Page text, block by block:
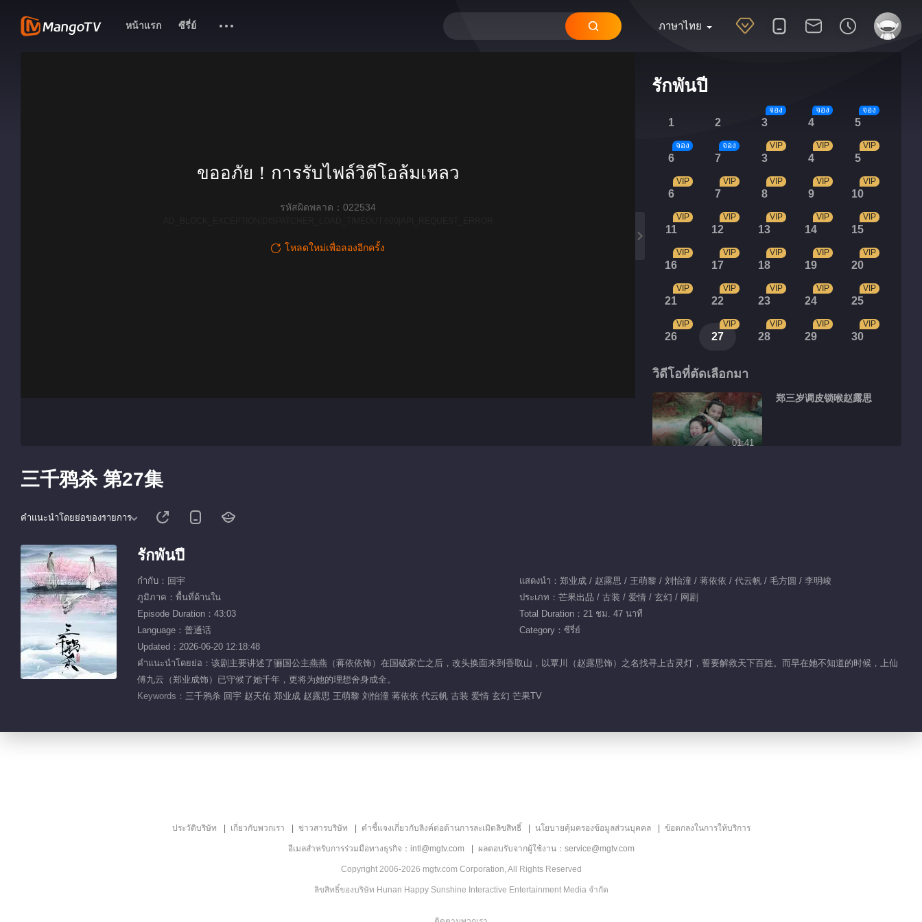
ภาษาไทย
หน้าแรก ซีรี่ย์
รักพันปี
1 2 3
จอง
4
จอง
5
จอง
6
จอง
7
จอง
3
VIP
4
VIP
5
VIP
6
VIP
7
VIP
8
VIP
9
VIP
10
VIP
11
VIP
12
VIP
13
VIP
14
VIP
15
VIP
16
VIP
17
VIP
18
VIP
19
VIP
20
VIP
21
VIP
22
VIP
23
VIP
24
VIP
25
VIP
26
VIP
27
VIP
28
VIP
29
VIP
30
VIP
วิดีโอที่ตัดเลือกมา
01:41
郑三岁调皮锁喉赵露思
00:55
01:55
02:41
ขออภัย！การรับไฟล์วิดีโอล้มเหลว
รหัสผิดพลาด：022534
โหลดใหม่เพื่อลองอีกครั้ง
三千鸦杀 第27集
คำแนะนำโดยย่อของรายการ
รักพันปี
กำกับ：回宇
แสดงนำ：郑业成 / 赵露思 / 王萌黎 / 刘怡潼 / 蒋依依 / 代云帆 / 毛方圆 / 李明峻
ภูมิภาค：พื้นที่ด้านใน
ประเภท：芒果出品 / 古装 / 爱情 / 玄幻 / 网剧
Episode Duration：43:03
Total Duration：21 ชม. 47 นาที
Language：普通话
Category：ซีรี่ย์
Updated：2026-06-20 12:18:48
คำแนะนำโดยย่อ：该剧主要讲述了骊国公主燕燕（蒋依依饰）在国破家亡之后，改头换面来到香取山，以覃川（赵露思饰）之名找寻上古灵灯，誓要解救天下百姓。而早在她不知道的时候，上仙
傅九云（郑业成饰）已守候了她千年，更将为她的理想舍身成全。
Keywords： 三千鸦杀 回宇 赵天佑 郑业成 赵露思 王萌黎 刘怡潼 蒋依依 代云帆 古装 爱情 玄幻 芒果TV
ประวัติบริษัท เกี่ยวกับพวกเรา ข่าวสารบริษัท คำชี้แจงเกี่ยวกับลิงค์ต่อต้านการละเมิดลิขสิทธิ์ นโยบายคุ้มครองข้อมูลส่วนบุคคล ข้อตกลงในการให้บริการ
อีเมลสำหรับการร่วมมือทางธุรกิจ：intl@mgtv.com ผลตอบรับจากผู้ใช้งาน：service@mgtv.com
Copyright 2006-2026 mgtv.com Corporation, All Rights Reserved
ลิขสิทธิ์ของบริษัท Hunan Happy Sunshine Interactive Entertainment Media จำกัด